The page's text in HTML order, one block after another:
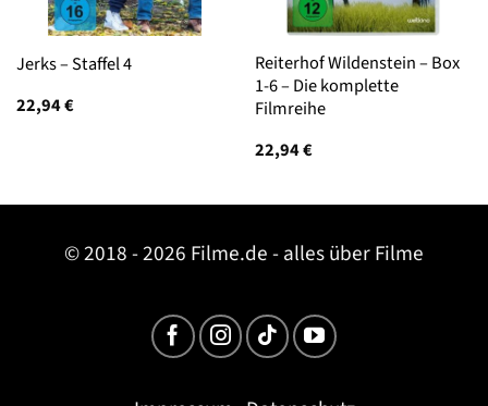
Jerks – Staffel 4
22,94€
Reiterhof Wildenstein – Box
1-6 – Die komplette
Filmreihe
22,94€
© 2018 - 2026 Filme.de - alles über Filme